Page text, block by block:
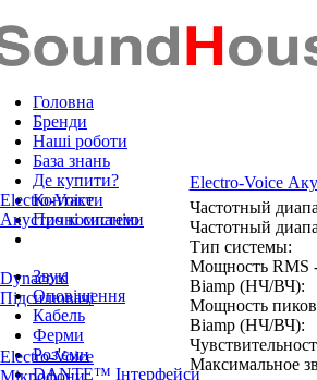
Головна
Бренди
Наші роботи
База знань
Де купити?
Контакти
Про компанію
Звук
Оповіщення
Кабель
Ферми
Роз'єми
DANTE™ Інтерфейси
Electro-Voice
Акустичні системи
Dynacord
Підсилювачі
Electro-Voice
Мікрофони
Electro-Voice
Частотный
Частотный
Тип системы:
Мощность RMS
Biamp (НЧ/ВЧ):
Мощность
Biamp (НЧ/ВЧ):
Максимальное